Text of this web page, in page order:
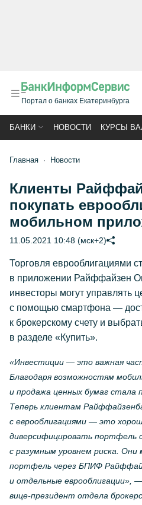
Портал о банках Екатеринбурга
БАНКИ НОВОСТИ КУРСЫ
Главная Новости
Клиенты
покупать
мобильном
11.05.2021 10:48 (мск+2)
Торговля еврооблигациями
в приложении Райффайзен
инвесторы могут управлять
с помощью смартфона —
к брокерскому счету и
в разделе «Купить».
«Инвестиции — это важная
Благодаря возможностям
и продажа ценных бумаг стала
Теперь клиентам
с еврооблигациями — это
диверсифицировать
с разумным уровнем риска.
портфель через БПИФ
и отдельные еврооблигации»,
вице-президент отдела